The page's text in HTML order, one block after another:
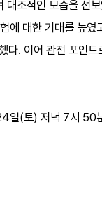
조적인 모습을 선
에 대한 기대를 높
. 이어 관전 포인
일(토) 저녁 7시 50